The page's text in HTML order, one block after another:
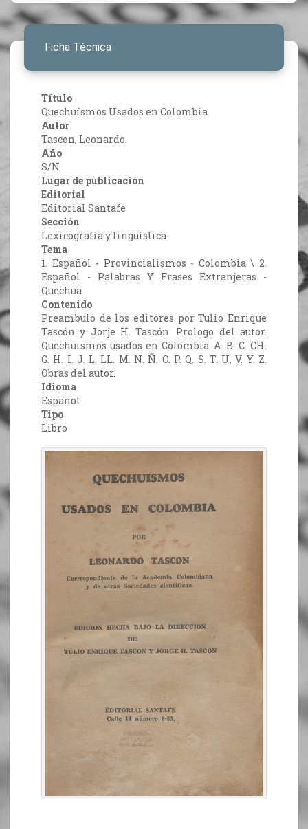
Ficha Técnica
Título
Quechuísmos Usados en Colombia
Autor
Tascon, Leonardo.
Año
S/N
Lugar de publicación
Editorial
Editorial Santafe
Sección
Lexicografía y lingüística
Tema
1. Español - Provincialismos - Colombia \ 2.
Español - Palabras Y Frases Extranjeras -
Quechua
Contenido
Preambulo de los editores por Tulio Enrique
Tascón y Jorje H. Tascón. Prologo del autor.
Quechuismos usados en Colombia. A. B. C. CH.
G. H. I. J. L. LL. M. N. Ñ. O. P. Q. S. T. U. V. Y. Z.
Obras del autor.
Idioma
Español
Tipo
Libro